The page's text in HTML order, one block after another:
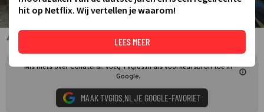
Tom Cruise en Jamie Foxx in Collateral
Mis niets over Collateral. Voeg TVgids.nl als voorkeursbron toe in
Google.
MAAK TVGIDS.NL JE GOOGLE-FAVORIET
hit op Netflix. Wij vertellen je waarom!
LEES MEER